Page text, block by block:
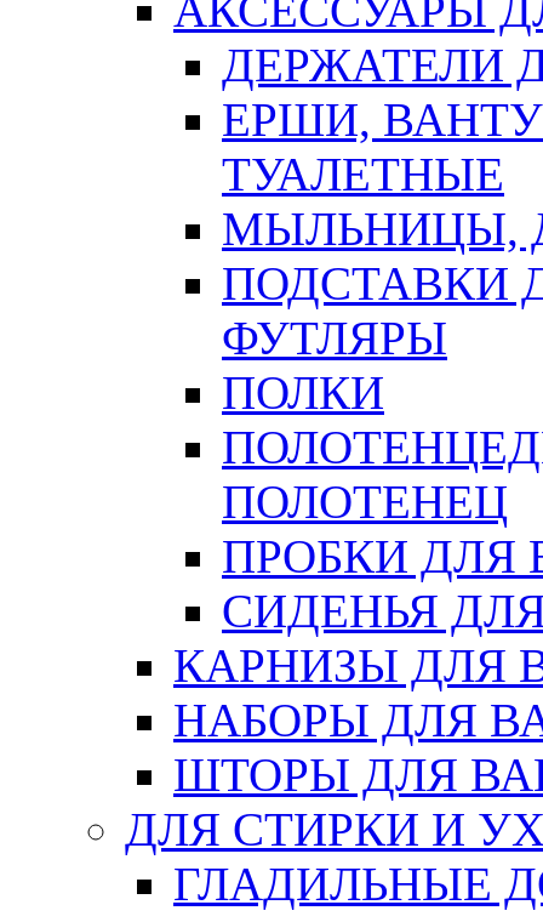
АКСЕССУАРЫ
ДЕРЖАТЕЛИ
ЕРШИ,
ТУАЛЕТНЫЕ
МЫЛЬНИЦЫ,
ПОДСТАВКИ
ФУТЛЯРЫ
ПОЛКИ
ПОЛОТЕНЕЦ
ПРОБКИ ДЛЯ
СИДЕНЬЯ
КАРНИЗЫ ДЛЯ
НАБОРЫ ДЛЯ
ШТОРЫ ДЛЯ
ДЛЯ СТИРКИ И
ГЛАДИЛЬНЫЕ